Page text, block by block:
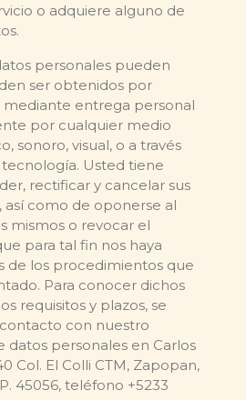
o adquiere alguno de
personales pueden
ser obtenidos por
mediante entrega personal
por cualquier medio
sonoro, visual, o a través
Usted tiene
rectificar y cancelar sus
así como de oponerse al
mismos o revocar el
para tal fin nos haya
de los procedimientos que
Para conocer dichos
requisitos y plazos, se
con nuestro
personales en Carlos
Col. El Colli CTM, Zapopan,
45056, teléfono +5233